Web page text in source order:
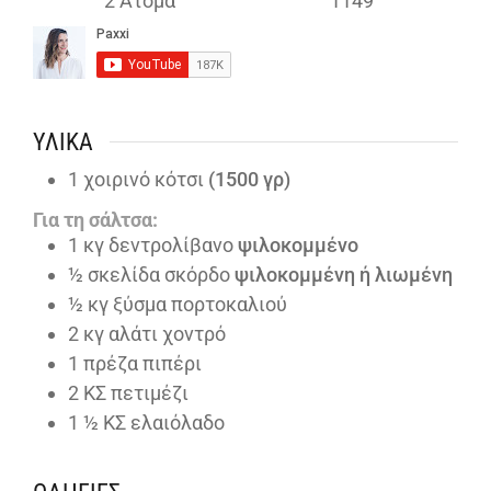
ΥΛΙΚΆ
1 χοιρινό κότσι (1500 γρ)
Για τη σάλτσα:
1 κγ δεντρολίβανοψιλοκομμένο
½ σκελίδα σκόρδοψιλοκομμένη ή λιωμένη
½ κγ ξύσμα πορτοκαλιού
2 κγ αλάτι χοντρό
1 πρέζα πιπέρι
2 ΚΣ πετιμέζι
1 ½ ΚΣ ελαιόλαδο